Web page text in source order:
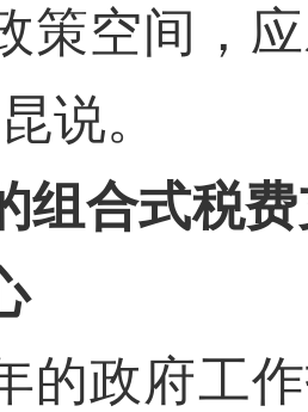
策空间，
说。
合式税费
政府工作